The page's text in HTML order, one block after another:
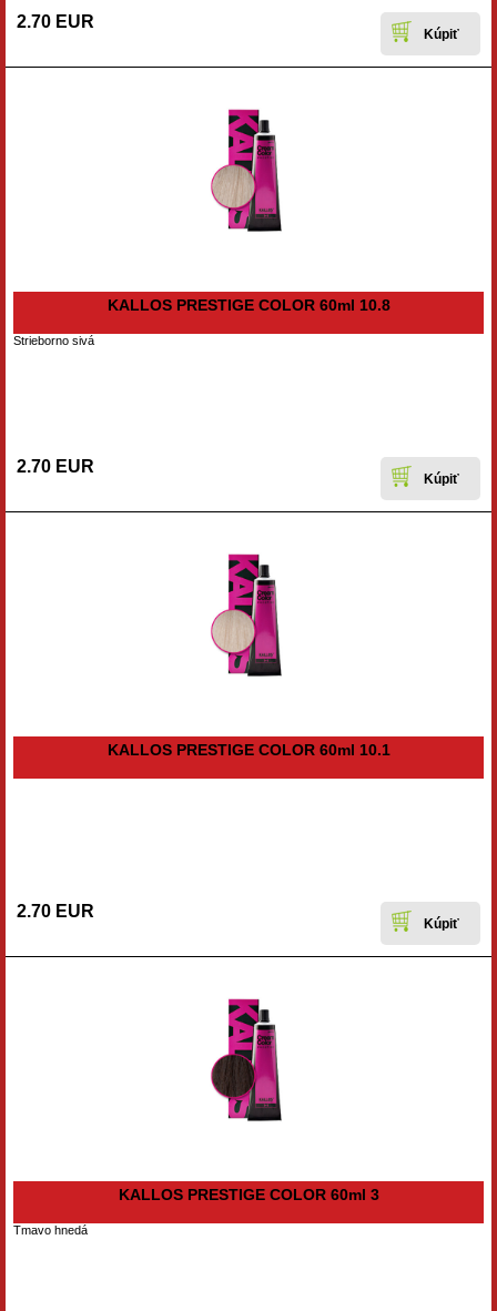
2.70 EUR
KALLOS PRESTIGE COLOR 60ml 10.8
Strieborno sivá
2.70 EUR
KALLOS PRESTIGE COLOR 60ml 10.1
2.70 EUR
KALLOS PRESTIGE COLOR 60ml 3
Tmavo hnedá